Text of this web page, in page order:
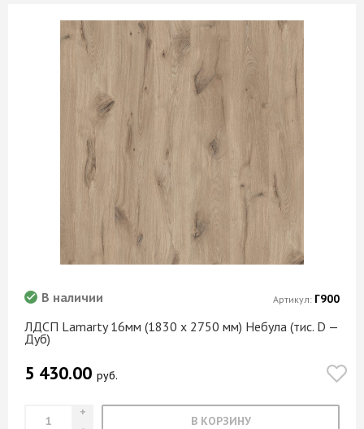
ЛДСП Lamarty 16мм (1830 х 2750 мм) Небула (тис. D —
Дуб)
В наличии
5 430.00 руб.
В КОРЗИНУ
Артикул: Г900